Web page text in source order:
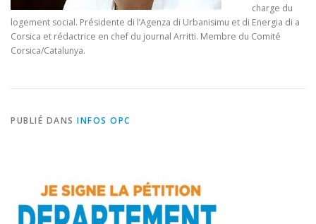
charge du
logement social. Présidente di l’Agenza di Urbanisimu et di Energia di a
Corsica et rédactrice en chef du journal Arritti. Membre du Comité
Corsica/Catalunya.
PUBLIÉ DANS INFOS OPC